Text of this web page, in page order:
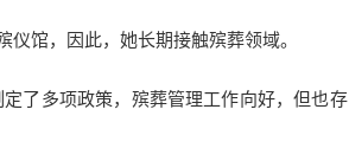
馆，因此，她长期接触殡葬领域。
了多项政策，殡葬管理工作向好，但也存